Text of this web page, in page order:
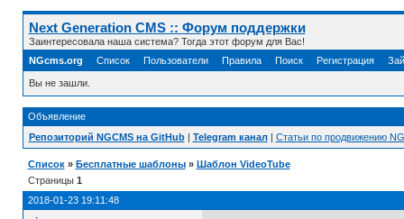
Next Generation CMS :: Форум поддержки
Заинтересовала наша система? Тогда этот форум для Вас!
NGcms.org
Список Пользователи Правила Поиск Регистрация
Вы не зашли.
Объявление
Репозиторий NGCMS на GitHub| Telegram канал| Статьи по продвижению
Список » Бесплатные шаблоны » Шаблон VideoTube
Страницы 1
2018-01-23 19:11:48